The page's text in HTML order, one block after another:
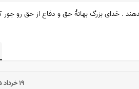
. خدای بزرگ بهانهٔ حق و دفاع از حق رو جور
۱۹ خرداد ۱۴۰۵